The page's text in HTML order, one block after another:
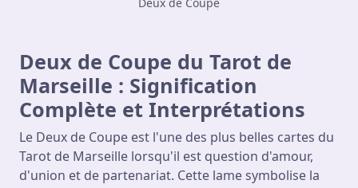
Deux de Coupe du Tarot de
Marseille : Signification
Complète et Interprétations
Le Deux de Coupe est l'une des plus belles cartes du
Tarot de Marseille lorsqu'il est question d'amour,
d'union et de partenariat. Cette lame symbolise la